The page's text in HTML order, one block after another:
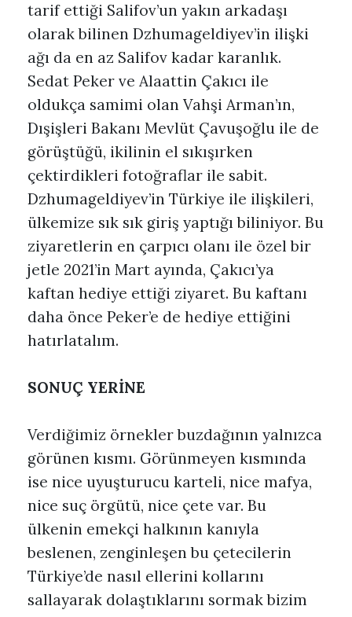
tarif ettiği Salifov’un yakın arkadaşı
olarak bilinen Dzhumageldiyev’in ilişki
ağı da en az Salifov kadar karanlık.
Sedat Peker ve Alaattin Çakıcı ile
oldukça samimi olan Vahşi Arman’ın,
Dışişleri Bakanı Mevlüt Çavuşoğlu ile de
görüştüğü, ikilinin el sıkışırken
çektirdikleri fotoğraflar ile sabit.
Dzhumageldiyev’in Türkiye ile ilişkileri,
ülkemize sık sık giriş yaptığı biliniyor. Bu
ziyaretlerin en çarpıcı olanı ile özel bir
jetle 2021’in Mart ayında, Çakıcı’ya
kaftan hediye ettiği ziyaret. Bu kaftanı
daha önce Peker’e de hediye ettiğini
hatırlatalım.
SONUÇ YERİNE
Verdiğimiz örnekler buzdağının yalnızca
görünen kısmı. Görünmeyen kısmında
ise nice uyuşturucu karteli, nice mafya,
nice suç örgütü, nice çete var. Bu
ülkenin emekçi halkının kanıyla
beslenen, zenginleşen bu çetecilerin
Türkiye’de nasıl ellerini kollarını
sallayarak dolaştıklarını sormak bizim